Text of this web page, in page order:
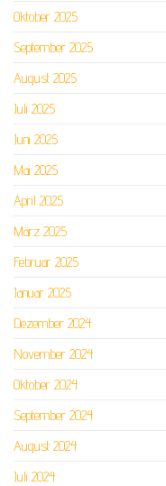
Oktober 2025
September 2025
August 2025
Juli 2025
Juni 2025
Mai 2025
April 2025
März 2025
Februar 2025
Januar 2025
Dezember 2024
November 2024
Oktober 2024
September 2024
August 2024
Juli 2024